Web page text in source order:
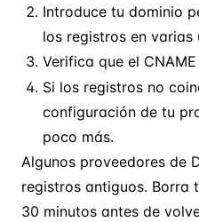
Introduce tu dominio
los registros en varias
Verifica que el
Si los registros no
configuración de tu
poco más.
Algunos proveedores de
registros antiguos. Borra
30 minutos antes de